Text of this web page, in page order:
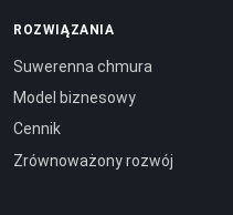
ROZWIĄZANIA
Suwerenna chmura
Model biznesowy
Cennik
Zrównoważony rozwój